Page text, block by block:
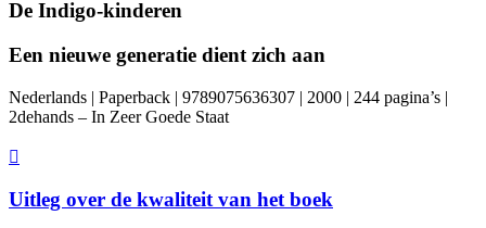
De Indigo-kinderen
Een nieuwe generatie dient zich aan
Nederlands | Paperback | 9789075636307 | 2000 | 244 pagina’s |
2dehands – In Zeer Goede Staat
Uitleg over de kwaliteit van het boek